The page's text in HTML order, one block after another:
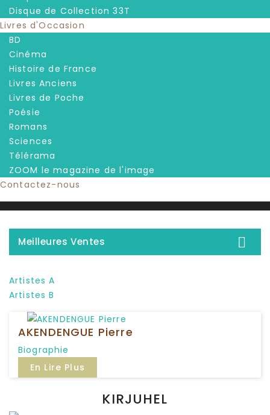
Disque de Collection 33T
Livres d'Occasion
BD
Cinéma
Histoire de France
Livres Anciens
Livres de Poche
Poésie
Romans
Sciences
Télérama
ZOOM le magazine de l'image
Contactez-nous
Meilleures Ventes 
Artistes A
Artistes B
AKENDENGUE Pierre
Biographie
En Lire Plus
KIRJUHEL